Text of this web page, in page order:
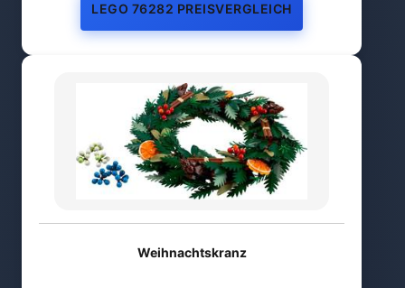
LEGO 76282 PREISVERGLEICH
Weihnachtskranz